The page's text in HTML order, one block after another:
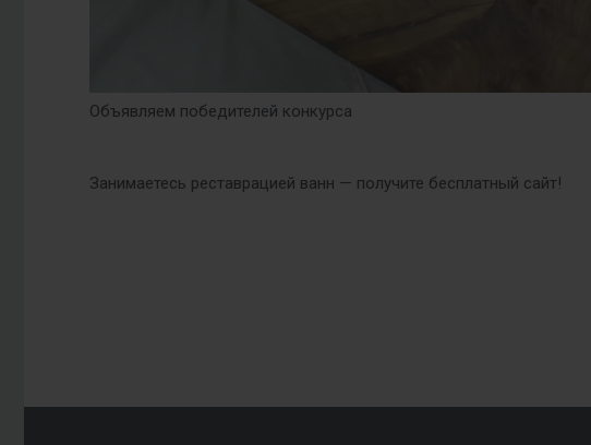
Объявляем победителей конкурса
Занимаетесь реставрацией ванн — получите бесплатный сайт!